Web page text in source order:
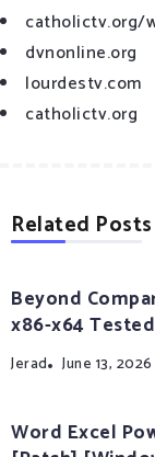
catholictv.org/
dvnonline.org
lourdestv.com
catholictv.org
Related Posts
Beyond
x86-x64 Tested
Jerad June 13, 2026
Word Excel